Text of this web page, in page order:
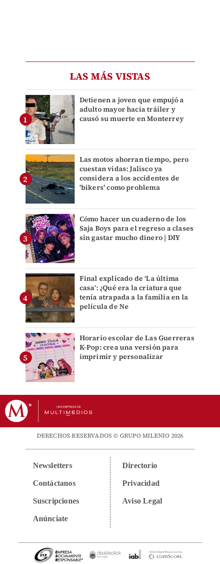
LAS MÁS VISTAS
Detienen a joven que empujó a
adulto mayor hacia tráiler y
causó su muerte en Monterrey
Las motos ahorran tiempo, pero
cuestan vidas: Jalisco ya
considera a los accidentes de
'bikers' como problema
Cómo hacer un cuaderno de los
Saja Boys para el regreso a clases
sin gastar mucho dinero | DIY
Final explicado de ‘La última
casa’: ¿Qué era la criatura que
tenía atrapada a la familia en la
película de Ne
Horario escolar de Las Guerreras
K-Pop: crea una versión para
imprimir y personalizar
DERECHOS RESERVADOS © GRUPO MILENIO 2026
Newsletters
Contáctanos
Suscripciones
Anúnciate
Directorio
Privacidad
Aviso Legal